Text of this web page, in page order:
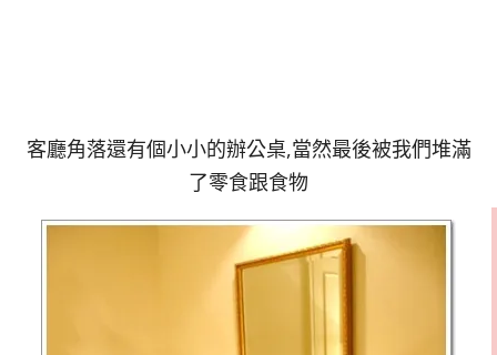
客廳角落還有個小小的辦公桌,當然最後被我們堆滿
了零食跟食物